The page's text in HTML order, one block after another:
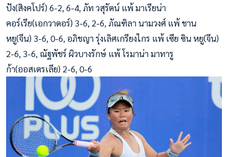
ปัง(สิงคโปร์) 6-2, 6-4, ภัท วสุรัตน์ แพ้ มาเรียน่า
คอร์เรีย(เอกวาดอร์) 3-6, 2-6, ภัณฑิลา นามวงศ์ แพ้ ชาน
หยู(จีน) 3-6, 0-6, อภิชญา รุ่งเลิศเกรียงไกร แพ้ เซีย ซิน หยู(จีน)
2-6, 3-6, ณัฐพัชร์ ผิวบางรักษ์ แพ้ โรมาน่า มาทารู
ก้า(ออสเตรเลีย) 2-6, 0-6